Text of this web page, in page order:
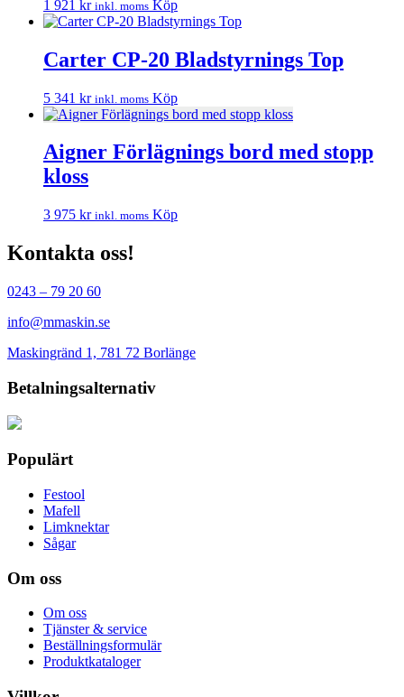
1 921 kr inkl. moms Köp
Carter CP-20 Bladstyrnings Top
5 341 kr inkl. moms Köp
Aigner Förlägnings bord med stopp
kloss
3 975 kr inkl. moms Köp
Kontakta oss!
0243 – 79 20 60
info@mmaskin.se
Maskingränd 1, 781 72 Borlänge
Betalningsalternativ
Populärt
Festool
Mafell
Limknektar
Sågar
Om oss
Om oss
Tjänster & service
Beställningsformulär
Produktkataloger